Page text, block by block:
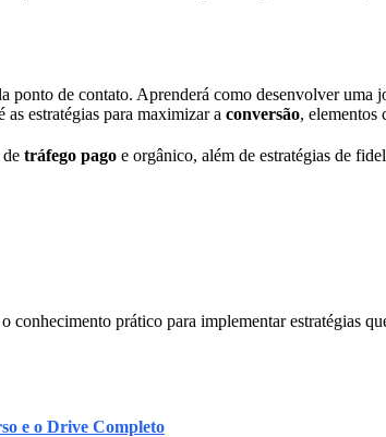
ponto de contato. Aprenderá como desenvolver
estratégias para maximizar a conversão, elementos
tráfego pago e orgânico, além de estratégias de
prático para implementar estratégias
e o Drive Completo